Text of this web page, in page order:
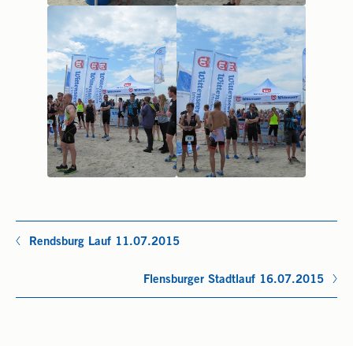
Rendsburg Lauf 11.07.2015
Flensburger Stadtlauf 16.07.2015